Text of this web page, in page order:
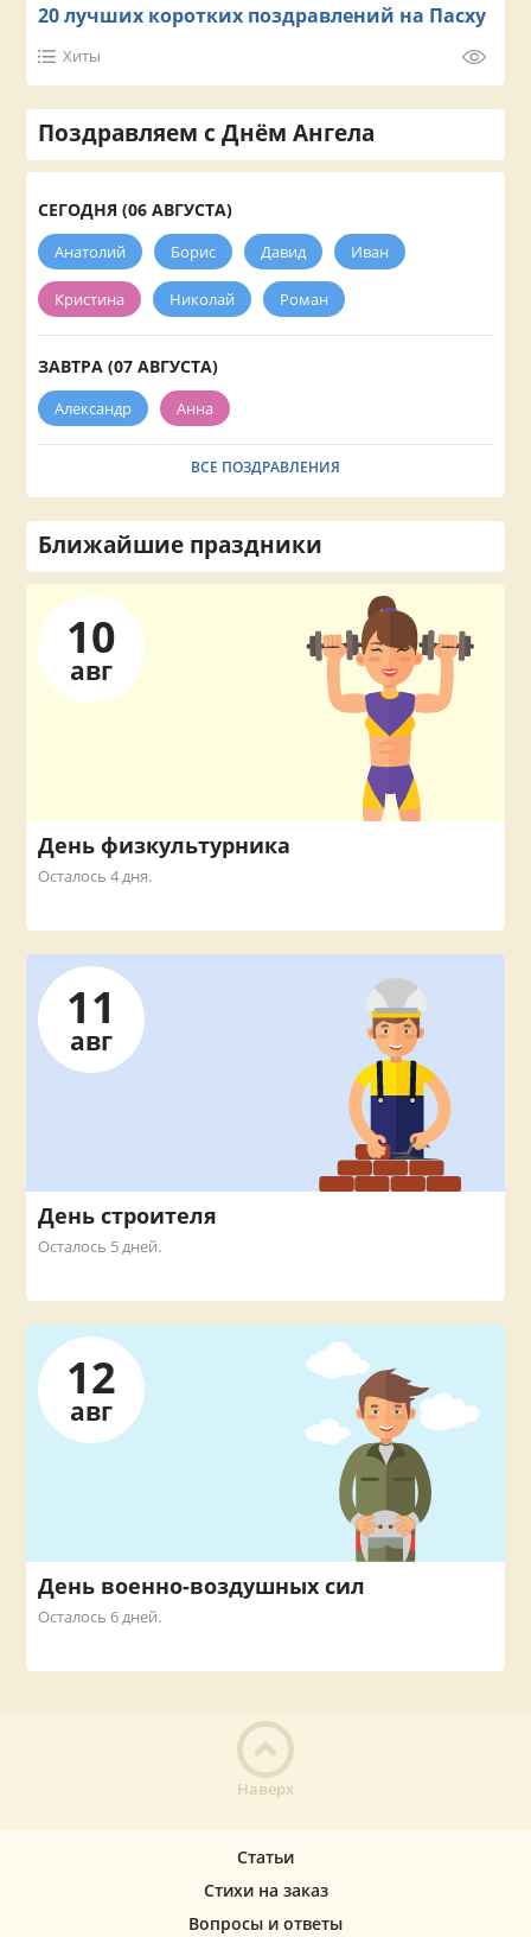
20 лучших коротких поздравлений на Пасху
Хиты
Поздравляем с Днём Ангела
СЕГОДНЯ (06 АВГУСТА)
Анатолий Борис Давид Иван
Кристина Николай Роман
ЗАВТРА (07 АВГУСТА)
Александр Анна
ВСЕ ПОЗДРАВЛЕНИЯ
Ближайшие праздники
10
авг
День физкультурника
Осталось 4 дня.
11
авг
День строителя
Осталось 5 дней.
12
авг
День военно-воздушных сил
Осталось 6 дней.
Наверх
Статьи
Стихи на заказ
Вопросы и ответы